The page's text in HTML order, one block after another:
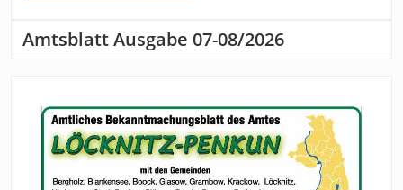
Amtsblatt Ausgabe 07-08/2026